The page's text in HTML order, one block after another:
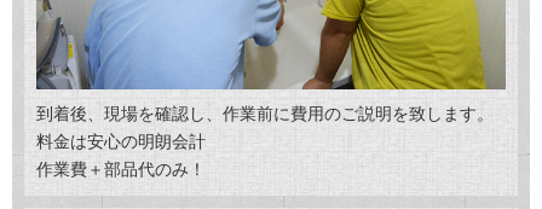
到着後、現場を確認し、作業前に費用のご説明を致します。
料金は安心の明朗会計
作業費＋部品代のみ！